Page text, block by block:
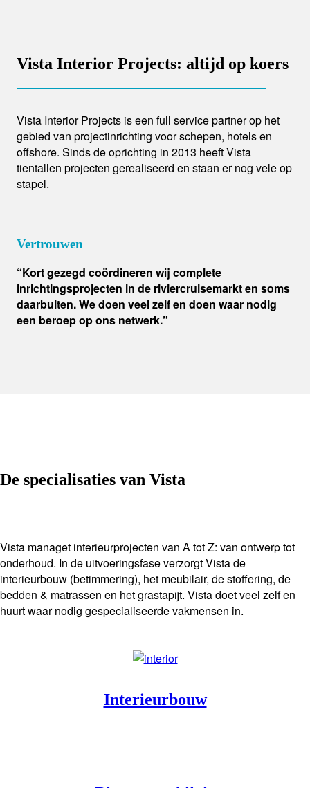
Vista Interior Projects: altijd op koers
Vista Interior Projects is een full service partner op het
gebied van projectinrichting voor schepen, hotels en
offshore. Sinds de oprichting in 2013 heeft Vista
tientallen projecten gerealiseerd en staan er nog vele op
stapel.
Vertrouwen
“Kort gezegd coördineren wij complete
inrichtingsprojecten in de riviercruisemarkt en soms
daarbuiten. We doen veel zelf en doen waar nodig
een beroep op ons netwerk.”
De specialisaties van Vista
Vista managet interieurprojecten van A tot Z: van ontwerp tot
onderhoud. In de uitvoeringsfase verzorgt Vista de
interieurbouw (betimmering), het meubilair, de stoffering, de
bedden & matrassen en het grastapijt. Vista doet veel zelf en
huurt waar nodig gespecialiseerde vakmensen in.
Interieurbouw